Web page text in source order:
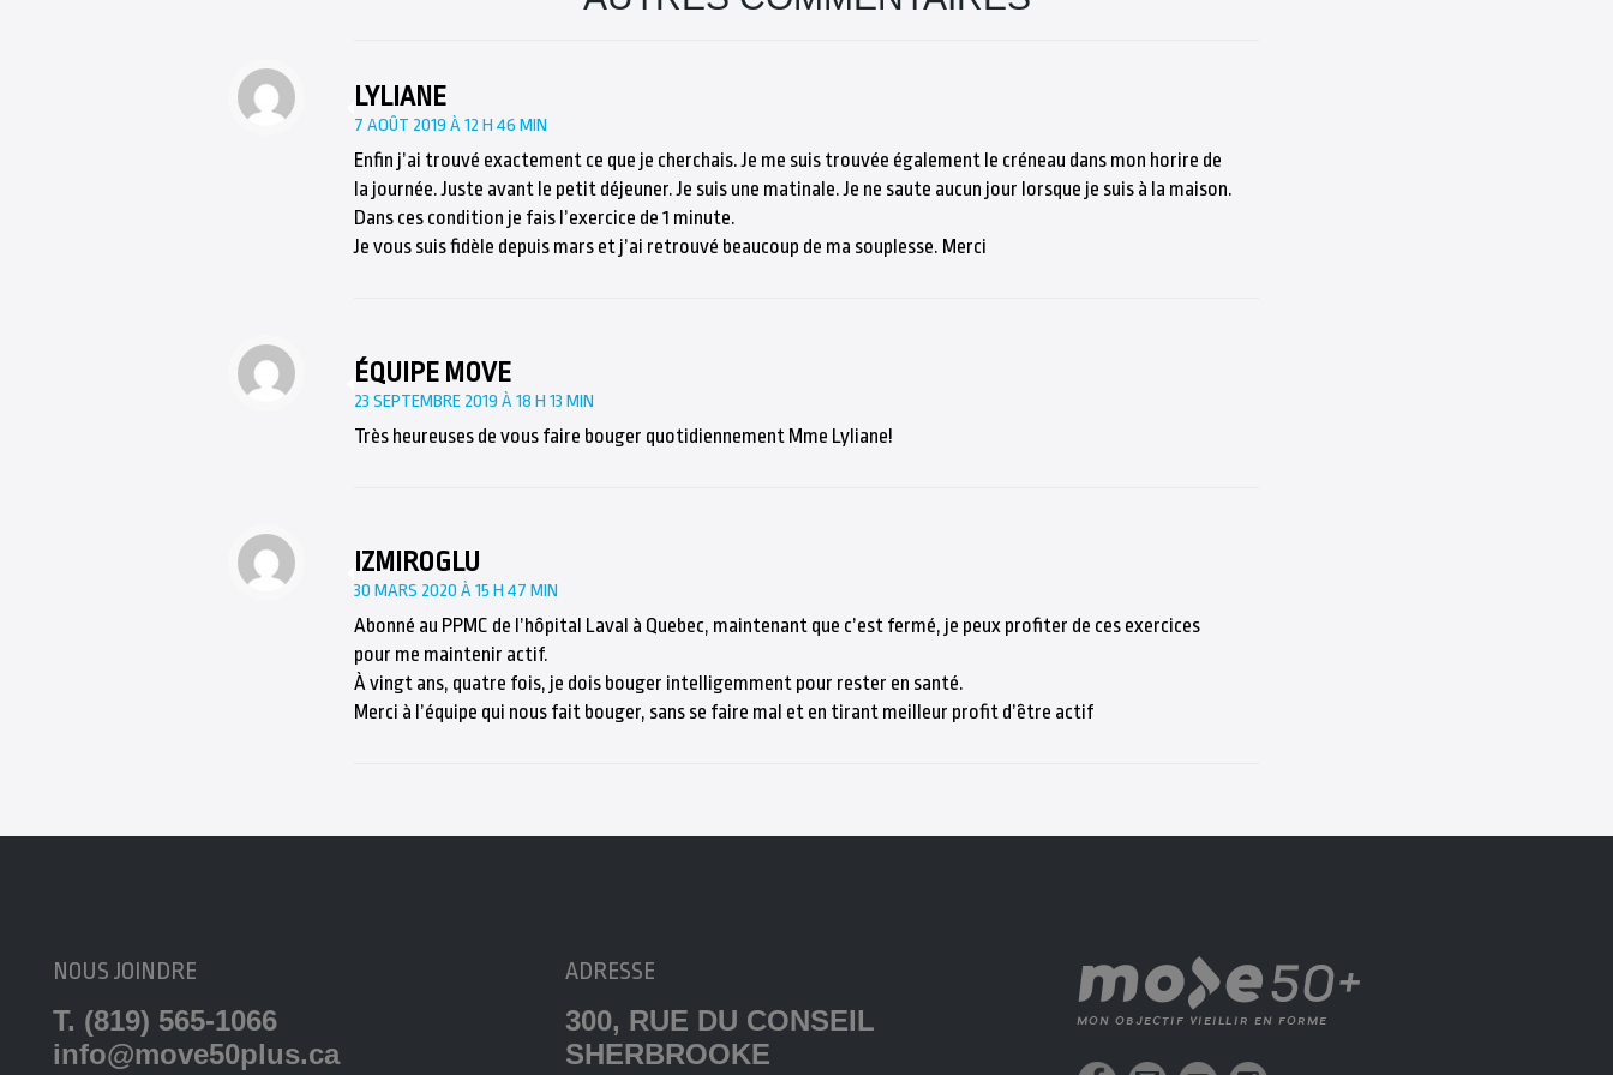
LYLIANE
7 AOÛT 2019 À 12 H 46 MIN
Enfin j’ai trouvé exactement ce que je cherchais. Je me suis trouvée également le créneau dans mon horire de
la journée. Juste avant le petit déjeuner. Je suis une matinale. Je ne saute aucun jour lorsque je suis à la maison.
Dans ces condition je fais l’exercice de 1 minute.
Je vous suis fidèle depuis mars et j’ai retrouvé beaucoup de ma souplesse. Merci
ÉQUIPE MOVE
23 SEPTEMBRE 2019 À 18 H 13 MIN
Très heureuses de vous faire bouger quotidiennement Mme Lyliane!
IZMIROGLU
30 MARS 2020 À 15 H 47 MIN
Abonné au PPMC de l’hôpital Laval à Quebec, maintenant que c’est fermé, je peux profiter de ces exercices
pour me maintenir actif.
À vingt ans, quatre fois, je dois bouger intelligemment pour rester en santé.
Merci à l’équipe qui nous fait bouger, sans se faire mal et en tirant meilleur profit d’être actif
NOUS JOINDRE
T. (819) 565-1066
info@move50plus.ca
ADRESSE
300, RUE DU CONSEIL
SHERBROOKE